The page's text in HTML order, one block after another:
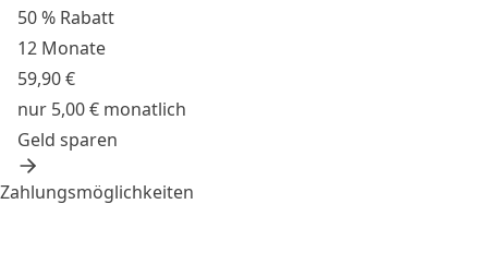
50 % Rabatt
12 Monate
59,90 €
nur 5,00 € monatlich
Geld sparen
Zahlungsmöglichkeiten